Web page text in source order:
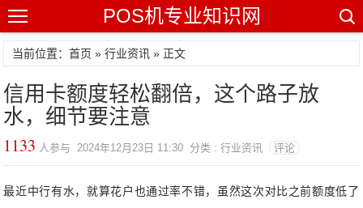
POS机专业知识网
当前位置：首页 »行业资讯 » 正文
信用卡额度轻松翻倍，这个路子放
水，细节要注意
1133 人参与 2024年12月23日 11:30 分类 : 行业资讯 评论
最近中行有水，就算花户也通过率不错，虽然这次对比之前额度低了